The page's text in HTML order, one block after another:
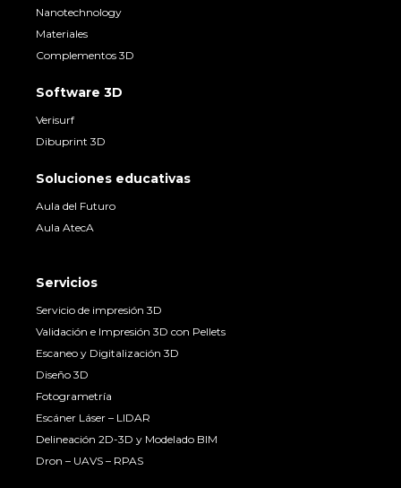
Nanotechnology
Materiales
Complementos 3D
Software 3D
Verisurf
Dibuprint 3D
Soluciones educativas
Aula del Futuro
Aula AtecA
Servicios
Servicio de impresión 3D
Validación e Impresión 3D con Pellets
Escaneo y Digitalización 3D
Diseño 3D
Fotogrametría
Escáner Láser – LIDAR
Delineación 2D-3D y Modelado BIM
Dron – UAVS – RPAS